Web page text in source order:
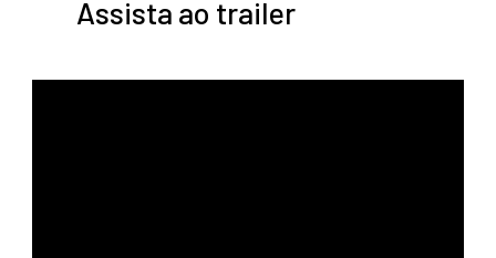
Assista ao trailer